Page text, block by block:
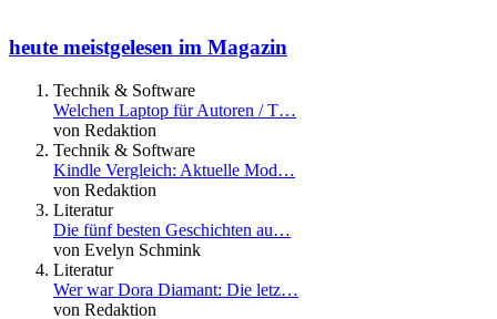
heute meistgelesen im Magazin
Technik & Software
Welchen Laptop für Autoren / T…
von Redaktion
Technik & Software
Kindle Vergleich: Aktuelle Mod…
von Redaktion
Literatur
Die fünf besten Geschichten au…
von Evelyn Schmink
Literatur
Wer war Dora Diamant: Die letz…
von Redaktion